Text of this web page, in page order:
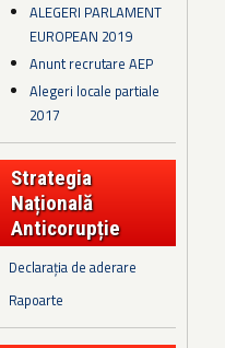
ALEGERI PARLAMENT
EUROPEAN 2019
Anunt recrutare AEP
Alegeri locale partiale
2017
Strategia
Națională
Anticorupție
Declarația de aderare
Rapoarte